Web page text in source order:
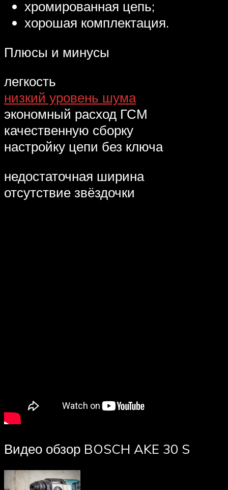
хромированная цепь;
хорошая комплектация.
Плюсы и минусы
легкость
низкий уровень шума
экономный расход ГСМ
качественную сборку
настройку цепи без ключа
недостаточная ширина
отсутствие звёздочки
Видео обзор BOSCH AKE 30 S